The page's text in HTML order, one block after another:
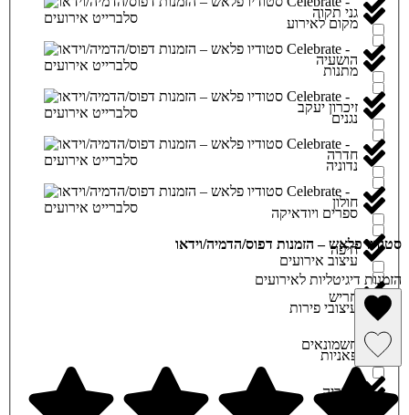
מקום לאירוע
מתנות
נגנים
נדוניה
ספרים ויודאיקה
עיצוב אירועים
עיצובי פירות
פאניות
גני תקוה
הושעיה
זיכרון יעקב
חדרה
חולון
חיפה
חריש
חשמונאים
טבריה
סטודיו פלאש – הזמנות דפוס/הדמיה/וידאו
הזמנות דיגיטליות לאירועים
הסרה מרשימת מועדפים
שמירה ברשימת מועדפים